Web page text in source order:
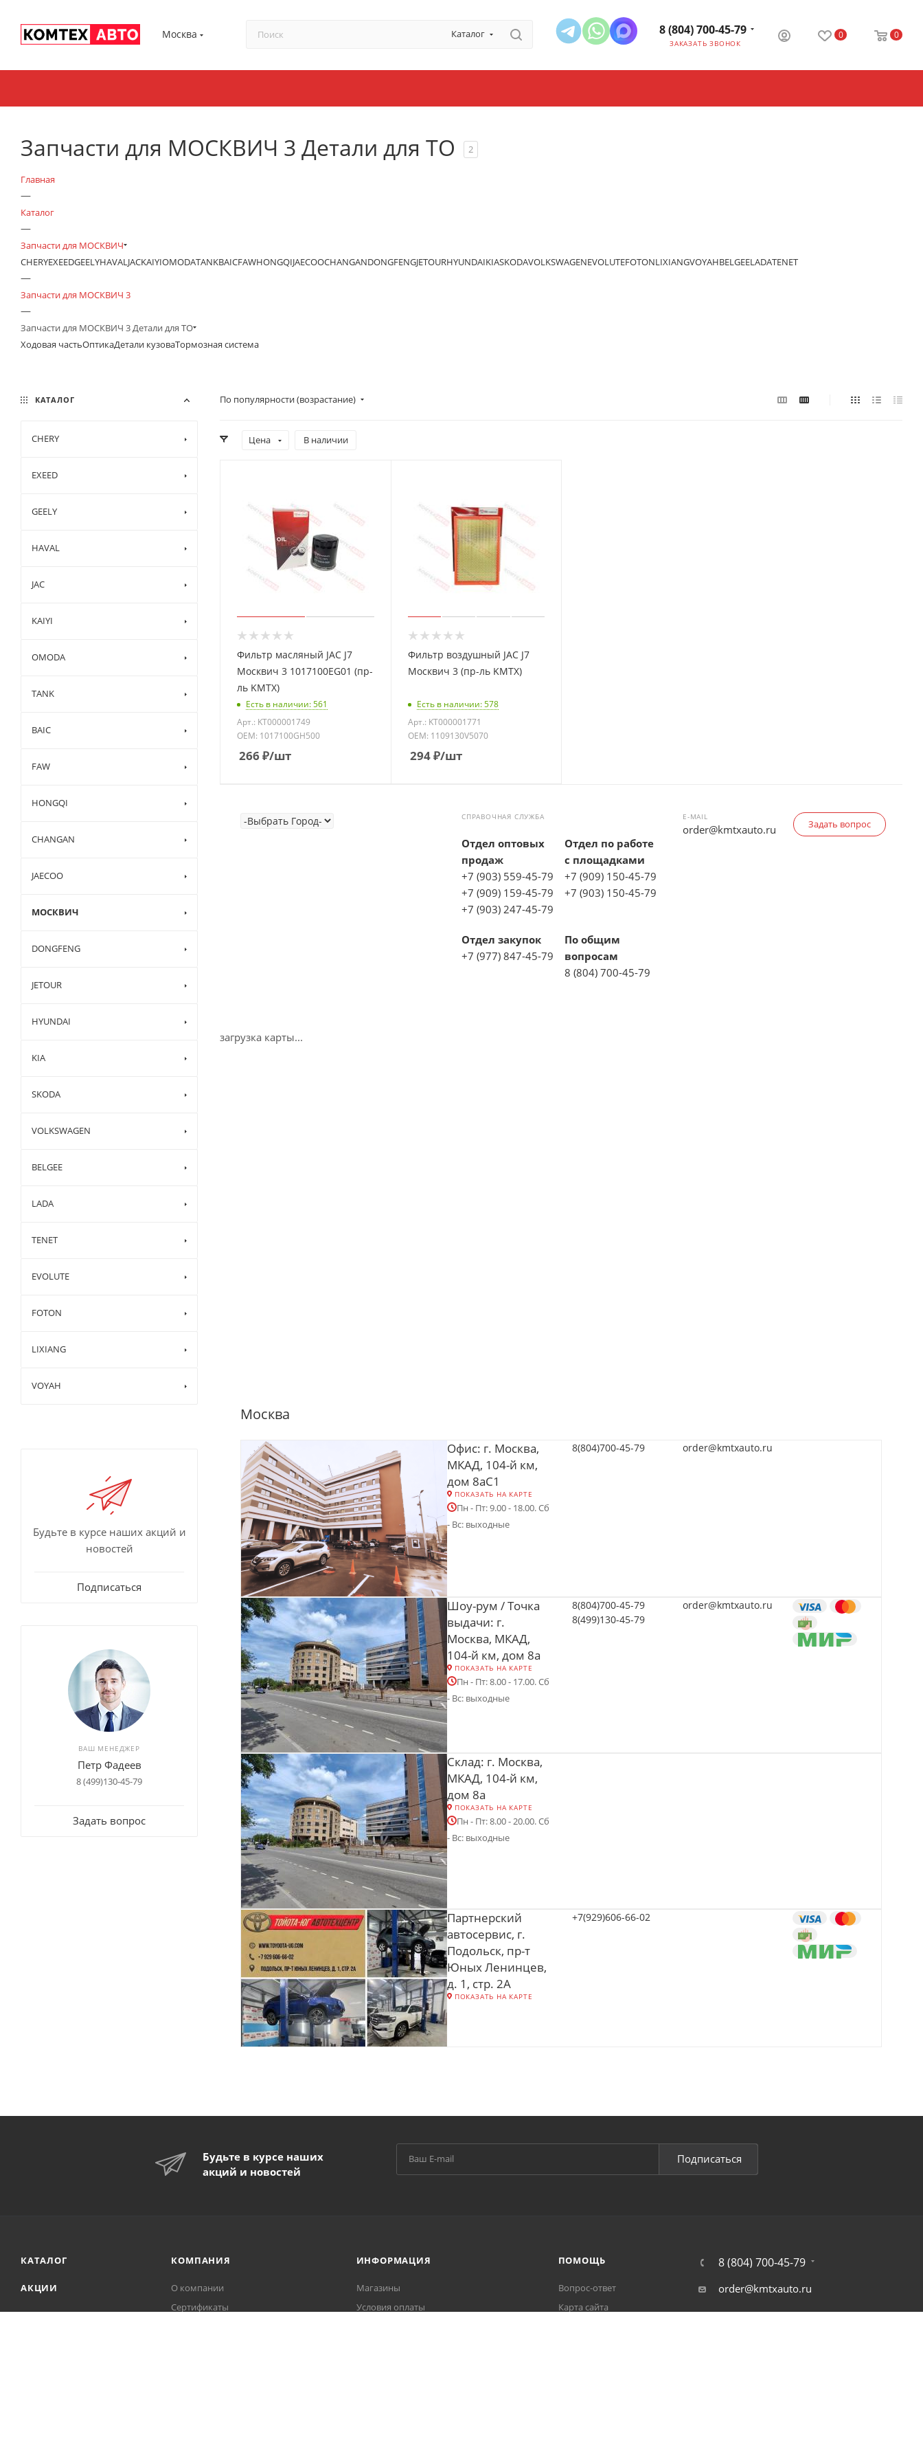
Москва Каталог 8 (804) 700-45-79
ЗАКАЗАТЬ ЗВОНОК
0 0
Запчасти для МОСКВИЧ 3 Детали для ТО 2
Главная
—
Каталог
—
Запчасти для МОСКВИЧ
CHERYEXEEDGEELYHAVALJACKAIYIOMODATANKBAICFAWHONGQIJAECOOCHANGANDONGFENGJETOURHYUNDAIKIASKODAVOLKSWAGENEVOLUTEFOTONLIXIANGVOYAHBELGEELADATENET
—
Запчасти для МОСКВИЧ 3
—
Запчасти для МОСКВИЧ 3 Детали для ТО
Ходовая частьОптикаДетали кузоваТормозная система
По популярности (возрастание)
Цена В наличии
Фильтр масляный JAC J7
Москвич 3 1017100EG01 (пр-
ль KMTX)
Есть в наличии: 561
Арт.: KT000001749
OEM: 1017100GH500
266 ₽/шт
Фильтр воздушный JAC J7
Москвич 3 (пр-ль KMTX)
Есть в наличии: 578
Арт.: KT000001771
OEM: 1109130V5070
294₽/шт
СПРАВОЧНАЯ СЛУЖБА
Отдел оптовых
продаж
+7 (903) 559-45-79
+7 (909) 159-45-79
+7 (903) 247-45-79
Отдел по работе
с площадками
+7 (909) 150-45-79
+7 (903) 150-45-79
Отдел закупок
+7 (977) 847-45-79
По общим
вопросам
8 (804) 700-45-79
E-MAIL
order@kmtxauto.ru Задать вопрос
загрузка карты...
Москва
Офис: г. Москва,
МКАД, 104-й км,
дом 8аС1
ПОКАЗАТЬ НА КАРТЕ
Пн - Пт: 9.00 - 18.00. Сб
- Вс: выходные
8(804)700-45-79 order@kmtxauto.ru
Шоу-рум / Точка
выдачи: г.
Москва, МКАД,
104-й км, дом 8а
ПОКАЗАТЬ НА КАРТЕ
Пн - Пт: 8.00 - 17.00. Сб
- Вс: выходные
8(804)700-45-79
8(499)130-45-79
order@kmtxauto.ru
Склад: г. Москва,
МКАД, 104-й км,
дом 8а
ПОКАЗАТЬ НА КАРТЕ
Пн - Пт: 8.00 - 20.00. Сб
- Вс: выходные
Партнерский
автосервис, г.
Подольск, пр-т
Юных Ленинцев,
д. 1, стр. 2А
ПОКАЗАТЬ НА КАРТЕ
+7(929)606-66-02
КАТАЛОГ
CHERY
EXEED
GEELY
HAVAL
JAC
KAIYI
OMODA
TANK
BAIC
FAW
HONGQI
CHANGAN
JAECOO
МОСКВИЧ
DONGFENG
JETOUR
HYUNDAI
KIA
SKODA
VOLKSWAGEN
BELGEE
LADA
TENET
EVOLUTE
FOTON
LIXIANG
VOYAH
Будьте в курсе наших акций и
новостей
Подписаться
ВАШ МЕНЕДЖЕР
Петр Фадеев
8 (499)130-45-79
Задать вопрос
Будьте в курсе наших
акций и новостей
Подписаться
КАТАЛОГ
АКЦИИ
КОМПАНИЯ
О компании
Сертификаты
ИНФОРМАЦИЯ
Магазины
Условия оплаты
ПОМОЩЬ
Вопрос-ответ
Карта сайта
8 (804) 700-45-79
order@kmtxauto.ru
г. Москва, наб. Рубцовская, д. 3,